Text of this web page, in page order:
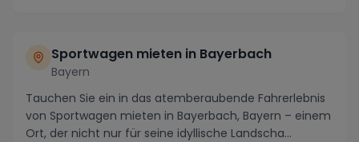
Sportwagen mieten in Bayerbach
Bayern
Tauchen Sie ein in das atemberaubende Fahrerlebnis
von Sportwagen mieten in Bayerbach, Bayern – einem
Ort, der nicht nur für seine idyllische Landscha...